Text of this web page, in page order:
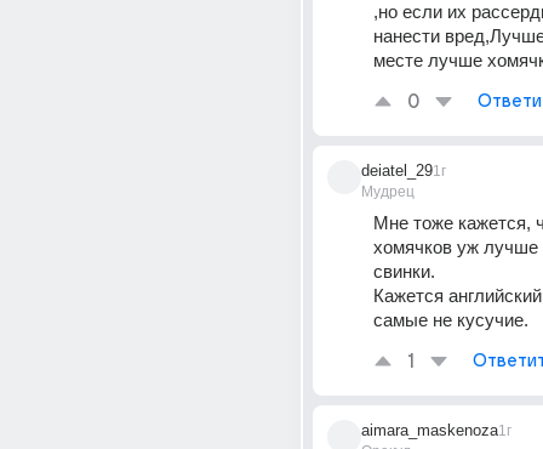
,но если их
нанести
месте лучше
0
deiatel_29
Мудрец
1г
Мне тоже кажется,
хомячков уж лучше
свинки.
Кажется
самые не кусучие.
1
aimara_maskenoza1г